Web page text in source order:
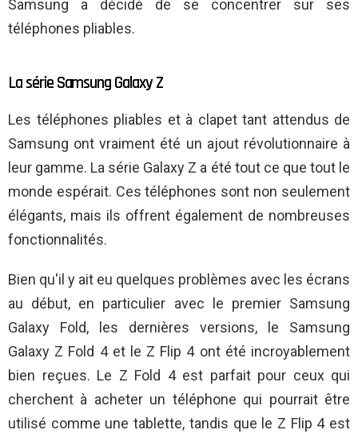
Samsung a décidé de se concentrer sur ses
téléphones pliables.
La série Samsung Galaxy Z
Les téléphones pliables et à clapet tant attendus de
Samsung ont vraiment été un ajout révolutionnaire à
leur gamme. La série Galaxy Z a été tout ce que tout le
monde espérait. Ces téléphones sont non seulement
élégants, mais ils offrent également de nombreuses
fonctionnalités.
Bien qu'il y ait eu quelques problèmes avec les écrans
au début, en particulier avec le premier Samsung
Galaxy Fold, les dernières versions, le Samsung
Galaxy Z Fold 4 et le Z Flip 4 ont été incroyablement
bien reçues. Le Z Fold 4 est parfait pour ceux qui
cherchent à acheter un téléphone qui pourrait être
utilisé comme une tablette, tandis que le Z Flip 4 est